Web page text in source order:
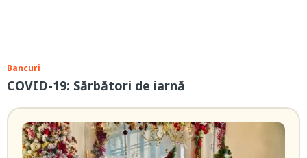
Bancuri
COVID-19: Sărbători de iarnă